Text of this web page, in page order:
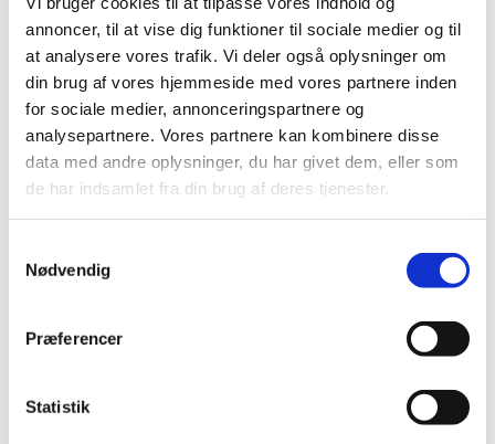
annoncer, til at vise dig funktioner til sociale medier og til
at analysere vores trafik. Vi deler også oplysninger om
din brug af vores hjemmeside med vores partnere inden
for sociale medier, annonceringspartnere og
analysepartnere. Vores partnere kan kombinere disse
data med andre oplysninger, du har givet dem, eller som
de har indsamlet fra din brug af deres tjenester.
Nødvendig
Præferencer
Statistik
PRAC undersøger sikkerhedsrisiko ved
chikungunya-vaccine efter flere tilfælde med
alvorlige bivirkninger
|2. maj 2025|
Den europæiske bivirkningskomité PRAC og EMA’s
Emergency Taskforce (ETF) reagerer på flere tilfælde
2026 (84)
november (20)